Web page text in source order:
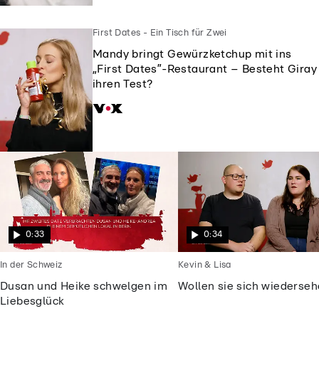
First Dates - Ein Tisch für Zwei
Mandy bringt Gewürzketchup mit ins
„First Dates”-Restaurant – Besteht Giray
ihren Test?
0:33
Dusan und Heike schwelgen im
Liebesglück
In der Schweiz
0:34
Wollen sie sich
Kevin & Lisa